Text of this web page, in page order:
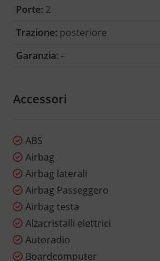
Porte: 2
Trazione: posteriore
Garanzia: -
Accessori
ABS
Airbag
Airbag laterali
Airbag Passeggero
Airbag testa
Alzacristalli elettrici
Autoradio
Boardcomputer